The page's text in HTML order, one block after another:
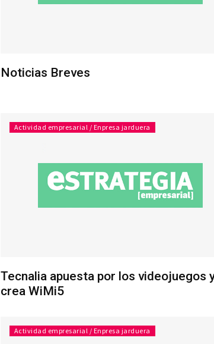
Noticias Breves
Actividad empresarial / Enpresa jarduera
Tecnalia apuesta por los videojuegos
crea WiMi5
Actividad empresarial / Enpresa jarduera